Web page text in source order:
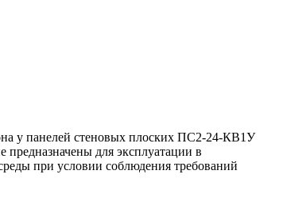
у панелей стеновых плоских ПС2-24-КВ1У
для эксплуатации в
при условии соблюдения требований